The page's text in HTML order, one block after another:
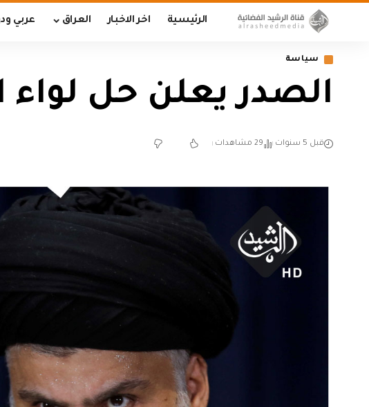
الرئيسية اخر الاخبار العراق عربي
سياسة
الصدر يعلن حل لواء
قبل 5 سنوات 29 مشاهدات